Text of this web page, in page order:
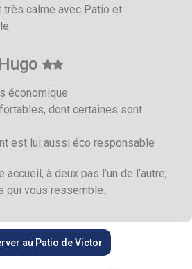
très calme avec Patio et
économique
dont certaines sont
est lui aussi éco responsable
à deux pas l’un de l’autre,
qui vous ressemble.
au Patio de Victor